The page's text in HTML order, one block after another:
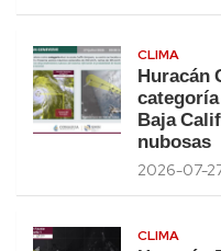
CLIMA
Huracán
Baja
nubosas
2026-07-
CLIMA